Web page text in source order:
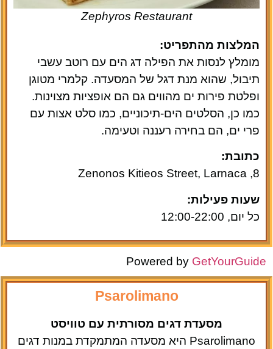
Zephyros Restaurant
המלצות מהתפריט:
מומלץ לנסות את הפילה דג הים עם רוטב עשבי
תיבול, שהוא מנת דגל של המסעדה. קלמרי מטוגן
ופלטת פירות ים מהווים גם הם אופציות מצוינות.
כמו כן, הסלטים הים-תיכוניים, כמו סלט אצות עם
פרי ים, הם בחירה רעננה וטעימה.
כתובת:
8, Zenonos Kitieos Street, Larnaca
שעות פעילות:
כל יום, 12:00-22:00
Powered by GetYourGuide
Psarolimano
מסעדת דגים מסורתית עם טוויסט
Psarolimano היא מסעדה המתמקדת במנות דגים